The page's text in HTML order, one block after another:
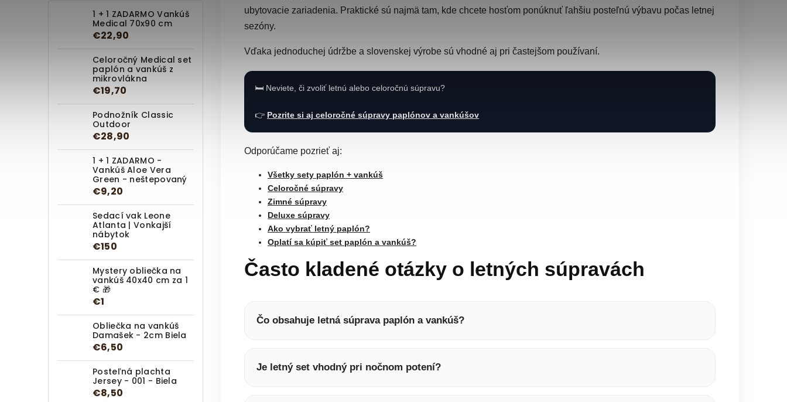
1 + 1 ZADARMO Vankúš
Medical 70x90 cm
€22,90
Celoročný Medical set
paplón a vankúš z
mikrovlákna
€19,70
Podnožník Classic
Outdoor
€28,90
1 + 1 ZADARMO -
Vankúš Aloe Vera
Green - neštepovaný
€9,20
Sedací vak Leone
Atlanta | Vonkajší
nábytok
€150
Mystery obliečka na
vankúš 40x40 cm za 1
€ 🎁
€1
Obliečka na vankúš
Damašek - 2cm Biela
€6,50
Posteľná plachta
Jersey - 001 - Biela
€8,50
ubytovacie zariadenia. Praktické sú najmä tam, kde chcete hosťom ponúknuť ľahšiu posteľnú výbavu počas letnej
sezóny.
Vďaka jednoduchej údržbe a slovenskej výrobe sú vhodné aj pri častejšom používaní.
🛏️ Neviete, či zvoliť letnú alebo celoročnú súpravu?
👉 Pozrite si aj celoročné súpravy paplónov a vankúšov
Odporúčame pozrieť aj:
Všetky sety paplón + vankúš
Celoročné súpravy
Zimné súpravy
Deluxe súpravy
Ako vybrať letný paplón?
Oplatí sa kúpiť set paplón a vankúš?
Často kladené otázky o letných súpravách
Čo obsahuje letná súprava paplón a vankúš?
Je letný set vhodný pri nočnom potení?